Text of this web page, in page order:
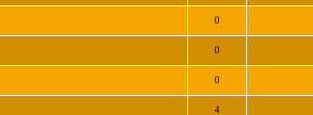
0
0
0
4